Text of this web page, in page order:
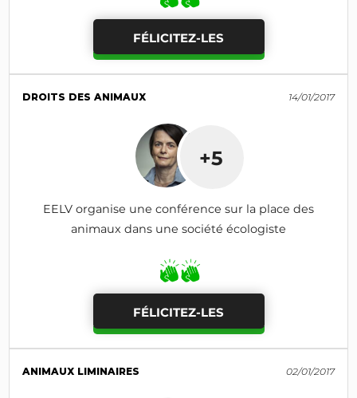
FÉLICITEZ-LES
DROITS DES ANIMAUX 14/01/2017
+5
EELV organise une conférence sur la place des
animaux dans une société écologiste
FÉLICITEZ-LES
ANIMAUX LIMINAIRES 02/01/2017